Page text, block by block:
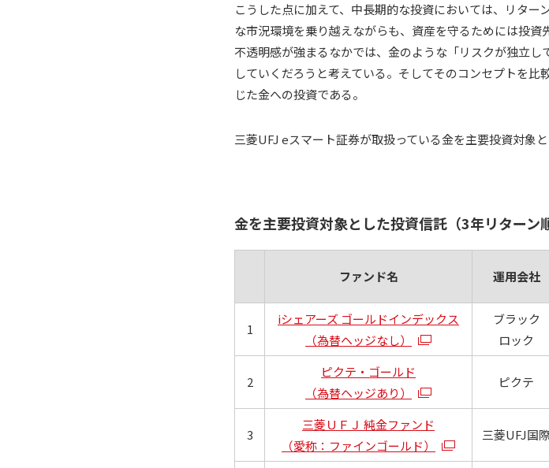
こうした点に加えて、中長期的な投資においては、リタ
な市況環境を乗り越えながらも、資産を守るためには投
不透明感が強まるなかでは、金のような「リスクが独立
していくだろうと考えている。そしてそのコンセプトを
じた金への投資である。
三菱UFJ eスマート証券が取扱っている金を主要投資対象
金を主要投資対象とした投資信託（3年リターン
ファンド名 運用会社
1
iシェアーズ ゴールドインデックス
（為替ヘッジなし）
ブラック
ロック
2
ピクテ・ゴールド
（為替ヘッジあり）
ピクテ
3
三菱ＵＦＪ 純金ファンド
（愛称：ファインゴールド）
三菱UFJ国